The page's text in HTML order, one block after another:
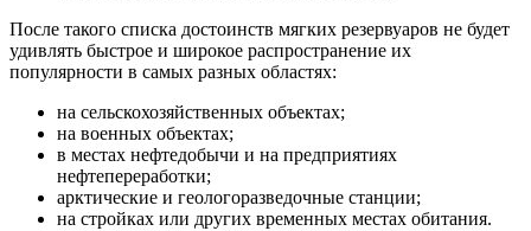
После такого списка достоинств мягких резервуаров не будет
удивлять быстрое и широкое распространение их
популярности в самых разных областях:
на сельскохозяйственных объектах;
на военных объектах;
в местах нефтедобычи и на предприятиях
нефтепереработки;
арктические и геологоразведочные станции;
на стройках или других временных местах обитания.